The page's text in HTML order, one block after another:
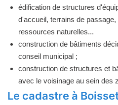
édification de structures
d'accueil, terrains de
ressources naturelles...
construction de bâtiments
conseil municipal ;
construction de structures et
avec le voisinage au sein des
Le cadastre à